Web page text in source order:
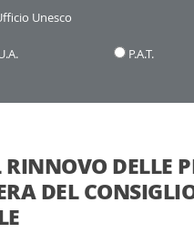
Unesco
P.A.T.
DELLE
DEL